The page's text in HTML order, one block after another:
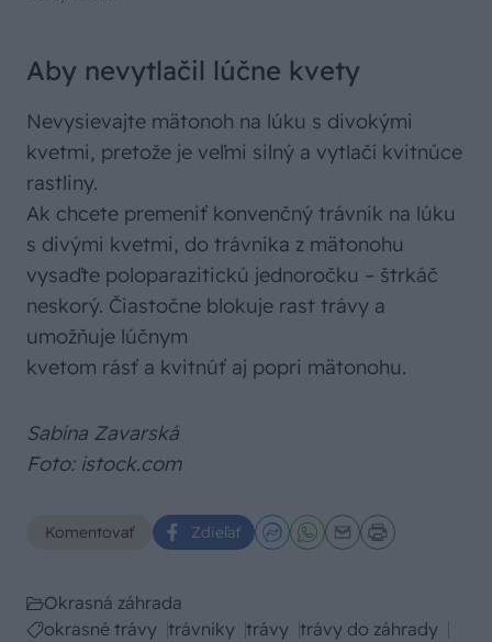
Aby nevytlačil lúčne kvety
Nevysievajte mätonoh na lúku s divokými
kvetmi, pretože je veľmi silný a vytlačí kvitnúce
rastliny.
Ak chcete premeniť konvenčný trávnik na lúku
s divými kvetmi, do trávnika z mätonohu
vysaďte poloparazitickú jednoročku – štrkáč
neskorý. Čiastočne blokuje rast trávy a
umožňuje lúčnym
kvetom rásť a kvitnúť aj popri mätonohu.
Sabína Zavarská
Foto: istock.com
Komentovať Zdieľať
Okrasná záhrada
okrasné trávy trávniky trávy trávy do záhrady